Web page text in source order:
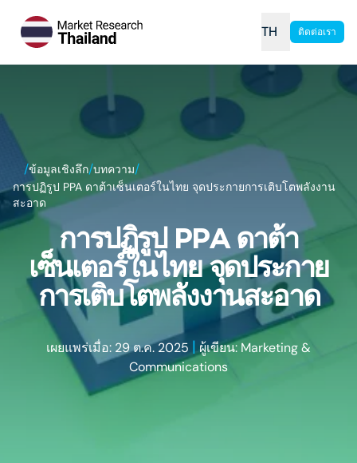
TH ติดต่อเรา
/ข้อมูลเชิงลึก/บทความ/
การปฏิรูป PPA ดาต้าเซ็นเตอร์ในไทย จุดประกายการเติบโตพลังงาน
สะอาด
การปฏิรูป PPA ดาต้า
เซ็นเตอร์ในไทย จุดประกาย
การเติบโตพลังงานสะอาด
เผยแพร่เมื่อ: 29 ต.ค. 2025 |ผู้เขียน: Marketing &
Communications